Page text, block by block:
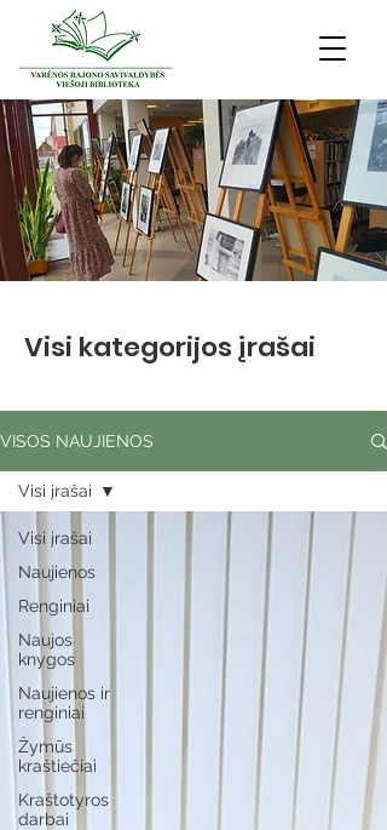
Visi kategorijos įrašai
VISOS NAUJIENOS
Visi įrašai
Naujienos
Renginiai
Naujos
knygos
Naujienos ir
renginiai
Žymūs
kraštiečiai
Kraštotyros
darbai
Visi įrašai